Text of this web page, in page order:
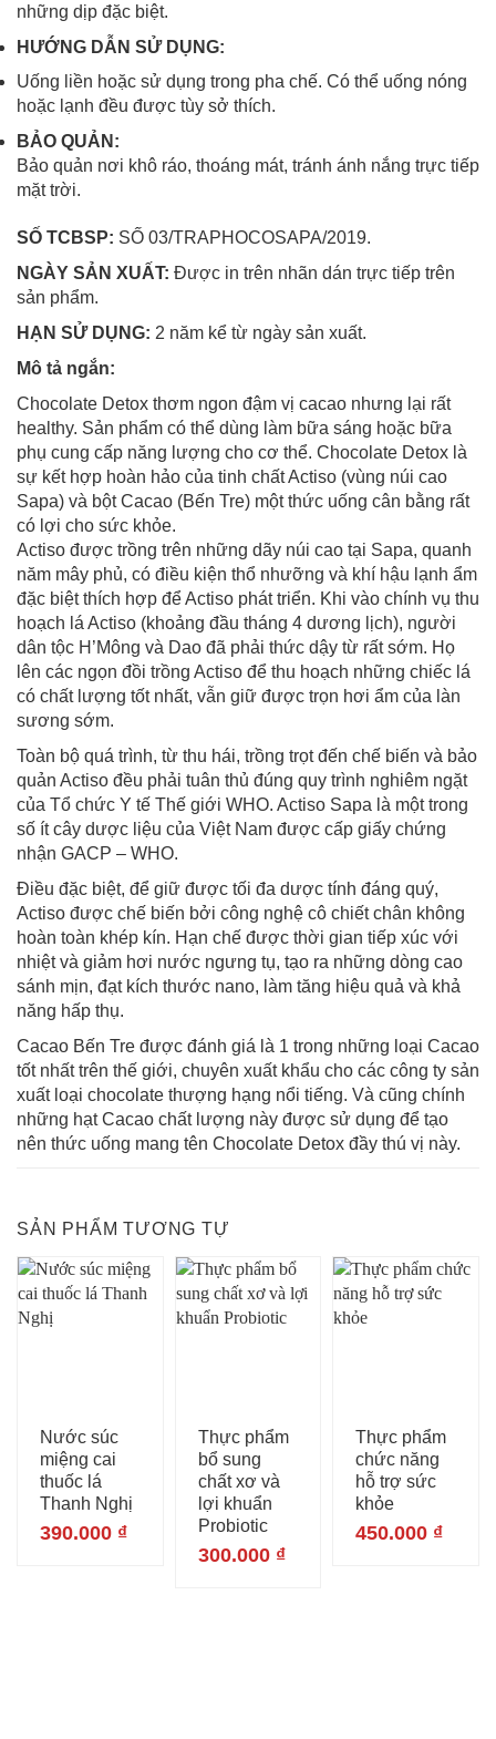
những dịp đặc biệt.
HƯỚNG DẪN SỬ DỤNG:
Uống liền hoặc sử dụng trong pha chế. Có thể uống nóng
hoặc lạnh đều được tùy sở thích.
BẢO QUẢN:
Bảo quản nơi khô ráo, thoáng mát, tránh ánh nắng trực tiếp
mặt trời.
SỐ TCBSP: SỐ 03/TRAPHOCOSAPA/2019.
NGÀY SẢN XUẤT: Được in trên nhãn dán trực tiếp trên
sản phẩm.
HẠN SỬ DỤNG: 2 năm kể từ ngày sản xuất.
Mô tả ngắn:
Chocolate Detox thơm ngon đậm vị cacao nhưng lại rất
healthy. Sản phẩm có thể dùng làm bữa sáng hoặc bữa
phụ cung cấp năng lượng cho cơ thể. Chocolate Detox là
sự kết hợp hoàn hảo của tinh chất Actiso (vùng núi cao
Sapa) và bột Cacao (Bến Tre) một thức uống cân bằng rất
có lợi cho sức khỏe.
Actiso được trồng trên những dãy núi cao tại Sapa, quanh
năm mây phủ, có điều kiện thổ nhưỡng và khí hậu lạnh ẩm
đặc biệt thích hợp để Actiso phát triển. Khi vào chính vụ thu
hoạch lá Actiso (khoảng đầu tháng 4 dương lịch), người
dân tộc H’Mông và Dao đã phải thức dậy từ rất sớm. Họ
lên các ngọn đồi trồng Actiso để thu hoạch những chiếc lá
có chất lượng tốt nhất, vẫn giữ được trọn hơi ẩm của làn
sương sớm.
Toàn bộ quá trình, từ thu hái, trồng trọt đến chế biến và bảo
quản Actiso đều phải tuân thủ đúng quy trình nghiêm ngặt
của Tổ chức Y tế Thế giới WHO. Actiso Sapa là một trong
số ít cây dược liệu của Việt Nam được cấp giấy chứng
nhận GACP – WHO.
Điều đặc biệt, để giữ được tối đa dược tính đáng quý,
Actiso được chế biến bởi công nghệ cô chiết chân không
hoàn toàn khép kín. Hạn chế được thời gian tiếp xúc với
nhiệt và giảm hơi nước ngưng tụ, tạo ra những dòng cao
sánh mịn, đạt kích thước nano, làm tăng hiệu quả và khả
năng hấp thụ.
Cacao Bến Tre được đánh giá là 1 trong những loại Cacao
tốt nhất trên thế giới, chuyên xuất khẩu cho các công ty sản
xuất loại chocolate thượng hạng nổi tiếng. Và cũng chính
những hạt Cacao chất lượng này được sử dụng để tạo
nên thức uống mang tên Chocolate Detox đầy thú vị này.
SẢN PHẨM TƯƠNG TỰ
Nước súc
miệng cai
thuốc lá
Thanh Nghị
390.000 ₫
Thực phẩm
bổ sung
chất xơ và
lợi khuẩn
Probiotic
300.000 ₫
Thực phẩm
chức năng
hỗ trợ sức
khỏe
450.000 ₫